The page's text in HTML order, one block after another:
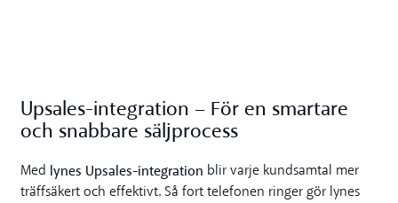
Upsales-integration – För en smartare
och snabbare säljprocess
Med lynes Upsales-integration blir varje kundsamtal mer
träffsäkert och effektivt. Så fort telefonen ringer gör lynes